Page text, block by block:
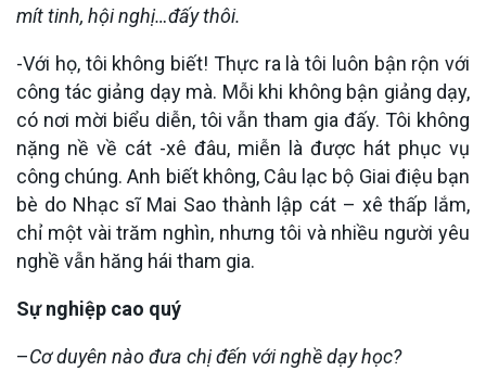
mít tinh, hội nghị…đấy thôi.
-Với họ, tôi không biết! Thực ra là tôi luôn bận rộn với
công tác giảng dạy mà. Mỗi khi không bận giảng dạy,
có nơi mời biểu diễn, tôi vẫn tham gia đấy. Tôi không
nặng nề về cát -xê đâu, miễn là được hát phục vụ
công chúng. Anh biết không, Câu lạc bộ Giai điệu bạn
bè do Nhạc sĩ Mai Sao thành lập cát – xê thấp lắm,
chỉ một vài trăm nghìn, nhưng tôi và nhiều người yêu
nghề vẫn hăng hái tham gia.
Sự nghiệp cao quý
–Cơ duyên nào đưa chị đến với nghề dạy học?